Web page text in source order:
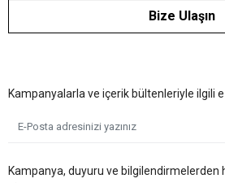
Bize Ulaşın
Kampanyalarla ve içerik bültenleriyle ilgili
Kampanya, duyuru ve bilgilendirmelerden